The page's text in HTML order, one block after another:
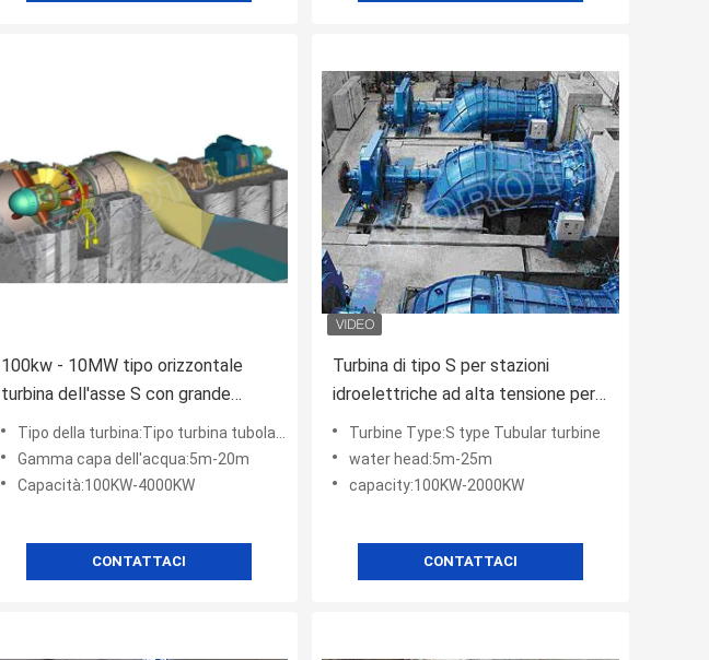
100kw - 10MW tipo orizzontale
turbina dell'asse S con grande
scarico, testa dell'acqua bassa da
2m a 20m
Tipo della turbina:Tipo turbina tubolare di S
Gamma capa dell'acqua:5m-20m
Capacità:100KW-4000KW
CONTATTACI
Turbina di tipo S per stazioni
idroelettriche ad alta tensione per
stazioni di scarico di grandi
dimensioni
Turbine Type:S type Tubular turbine
water head:5m-25m
capacity:100KW-2000KW
CONTATTACI